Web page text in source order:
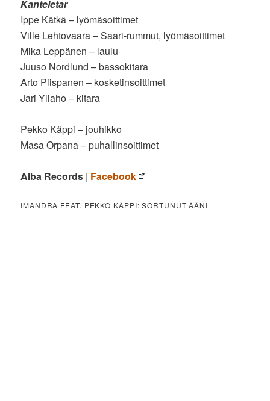
Kanteletar
Ippe Kätkä – lyömäsoittimet
Ville Lehtovaara – Saari-rummut, lyömäsoittimet
Mika Leppänen – laulu
Juuso Nordlund – bassokitara
Arto Piispanen – kosketinsoittimet
Jari Yliaho – kitara
Pekko Käppi – jouhikko
Masa Orpana – puhallinsoittimet
Alba Records | Facebook
IMANDRA FEAT. PEKKO KÄPPI: SORTUNUT ÄÄNI